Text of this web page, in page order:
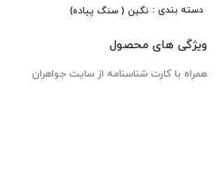
دسته بندی : نگین ( سنگ پیاده)
ویژگی های محصول
همراه با کارت شناسنامه از سایت جواهران